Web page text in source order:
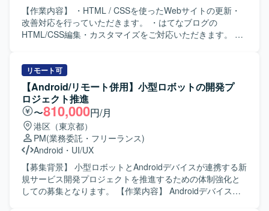
【作業内容】 ・HTML / CSSを使ったWebサイトの更新・
改善対応を行っていただきます。 ・はてなブログの
HTML/CSS編集・カスタマイズをご対応いただきます。 ・
件の理解を前提とした導線改善の提案・実装を行っていた
だきます。 ・AIツール（ChatGPT・Claude等）を活用した
効率的な更新フローの推進を行っていただきます。 ・継続
的な運用サポートおよびサイト品質の維持・向上に取り組
んでいただきます。 【ポジションの魅力】 生成AIを活用し
た法人向けプロダクトのWebを担い、事業成長に直結する
アウトプットを出していただけます。 文言修正だけでな
く、UX・導線設計など、サイト全体の品質向上に関わって
いただけます。 AIを積極活用した業務スタイルが根付いて
いる環境でご就業いただけます。 フルリモート・副業・短
時間稼働から参画可能で、ライフスタイルに合わせて働い
リモート可
【Android/リモート併用】小型ロボットの開発プ
ロジェクト推進
〜810,000円/月
港区（東京都）
PM(業務委託・フリーランス)
Android ・ UI/UX
【募集背景】 小型ロボットとAndroidデバイスが連携する新
規サービス開発プロジェクトを推進するための体制強化と
しての募集となります。 【作業内容】 Androidデバイスと